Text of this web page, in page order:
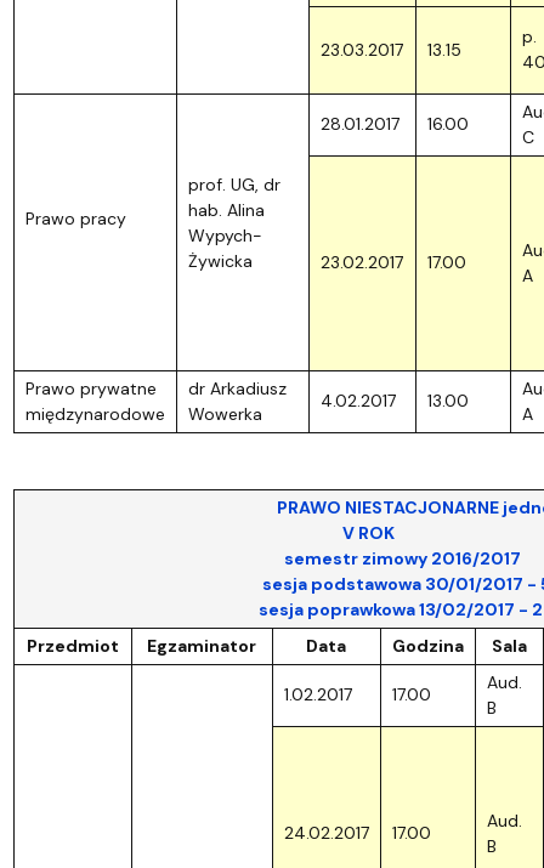
23.03.2017 13.15
p.
Prawo pracy
prof. UG, dr
hab. Alina
Wypych-
Żywicka
28.01.2017 16.00
C
23.02.2017 17.00
A
Prawo prywatne
międzynarodowe
dr Arkadiusz
Wowerka
4.02.2017 13.00
A
PRAWO NIESTACJONARNE
V ROK
semestr zimowy 2016/2017
sesja podstawowa 30/01/2017 - 5/
sesja poprawkowa 13/02/2017 - 26/
Przedmiot
Egzaminator Data Godzina Sala
1.02.2017 17.00
Aud.
B
24.02.2017 17.00
Aud.
B